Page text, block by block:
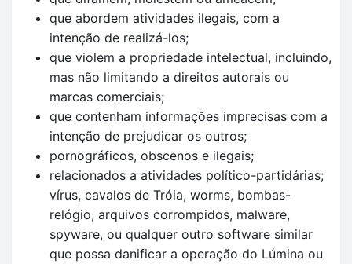
que abordem atividades ilegais, com a
intenção de realizá-los;
que violem a propriedade intelectual, incluindo,
mas não limitando a direitos autorais ou
marcas comerciais;
que contenham informações imprecisas com a
intenção de prejudicar os outros;
pornográficos, obscenos e ilegais;
relacionados a atividades político-partidárias;
vírus, cavalos de Tróia, worms, bombas-
relógio, arquivos corrompidos, malware,
spyware, ou qualquer outro software similar
que possa danificar a operação do Lúmina ou